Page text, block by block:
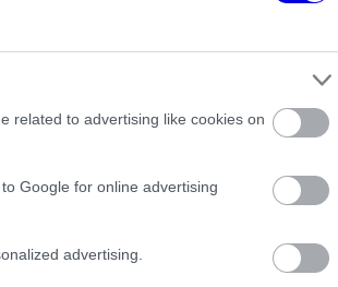
related to advertising like cookies on
Google for online advertising
advertising.
19:14
17:40